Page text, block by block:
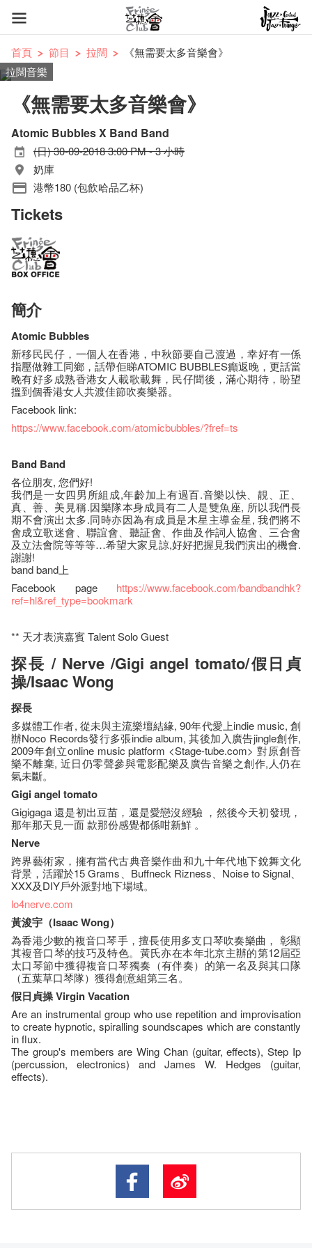
首頁 節目 拉闊
《無需要太多音樂會》
拉闊音樂
《無需要太多音樂會》
Atomic Bubbles X Band Band
(日) 30-09-2018 3:00 PM - 3 小時
奶庫
港幣180 (包飲哈品乙杯)
Tickets
簡介
Atomic Bubbles
新移民民仔，一個人在香港，中秋節要自己渡過，幸好有一係
指壓做雜工同鄉，話帶佢睇ATOMIC BUBBLES癲返晚，更話當
晚有好多成熟香港女人載歌載舞，民仔聞後，滿心期待，盼望
搵到個香港女人共渡佳節吹奏樂器。
Facebook link:
https://www.facebook.com/atomicbubbles/?fref=ts
Band Band
各位朋友, 您們好!
我們是一女四男所組成,年齡加上有過百.音樂以快、靚、正、
真、善、美見稱.因樂隊本身成員有二人是雙魚座, 所以我們長
期不會演出太多.同時亦因為有成員是木星主導金星, 我們將不
會成立歌迷會、聯誼會、聽証會、作曲及作詞人協會、三合會
及立法會院等等等…希望大家見諒,好好把握見我們演出的機會.
謝謝!
band band上
Facebook page https://www.facebook.com/bandbandhk?
ref=hl&ref_type=bookmark
** 天才表演嘉賓 Talent Solo Guest
探長 / Nerve /Gigi angel tomato/假日貞
操/Isaac Wong
探長
多媒體工作者, 從未與主流樂壇結緣, 90年代愛上indie music, 創
辦Noco Records發行多張indie album, 其後加入廣告jingle創作,
2009年創立online music platform <Stage-tube.com> 對原創音
樂不離棄, 近日仍零聲參與電影配樂及廣告音樂之創作,人仍在
氣未斷。
Gigi angel tomato
Gigigaga 還是初出豆苗，還是愛戀沒經驗 ，然後今天初發現，
那年那天見一面 款那份感覺都係咁新鮮 。
Nerve
跨界藝術家，擁有當代古典音樂作曲和九十年代地下銳舞文化
背景，活躍於15 Grams、Buffneck Rizness、Noise to Signal、
XXX及DIY戶外派對地下場域。
lo4nerve.com
黃浚宇（Isaac Wong）
為香港少數的複音口琴手，擅長使用多支口琴吹奏樂曲， 彰顯
其複音口琴的技巧及特色。黃氏亦在本年北京主辦的第12屆亞
太口琴節中獲得複音口琴獨奏（有伴奏）的第一名及與其口隊
（五葉草口琴隊）獲得創意組第三名。
假日貞操 Virgin Vacation
Are an instrumental group who use repetition and improvisation
to create hypnotic, spiralling soundscapes which are constantly
in flux.
The group's members are Wing Chan (guitar, effects), Step Ip
(percussion, electronics) and James W. Hedges (guitar,
effects).